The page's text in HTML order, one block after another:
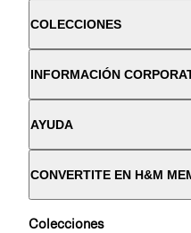
COLECCIONES
INFORMACIÓN
AYUDA
CONVERTITE EN H&M
Colecciones